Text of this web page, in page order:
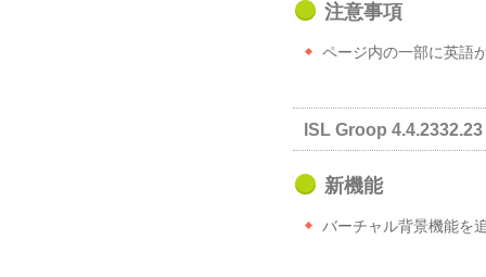
注意事項
ページ内の一部に英語
ISL Groop
新機能
バーチャル背景機能を